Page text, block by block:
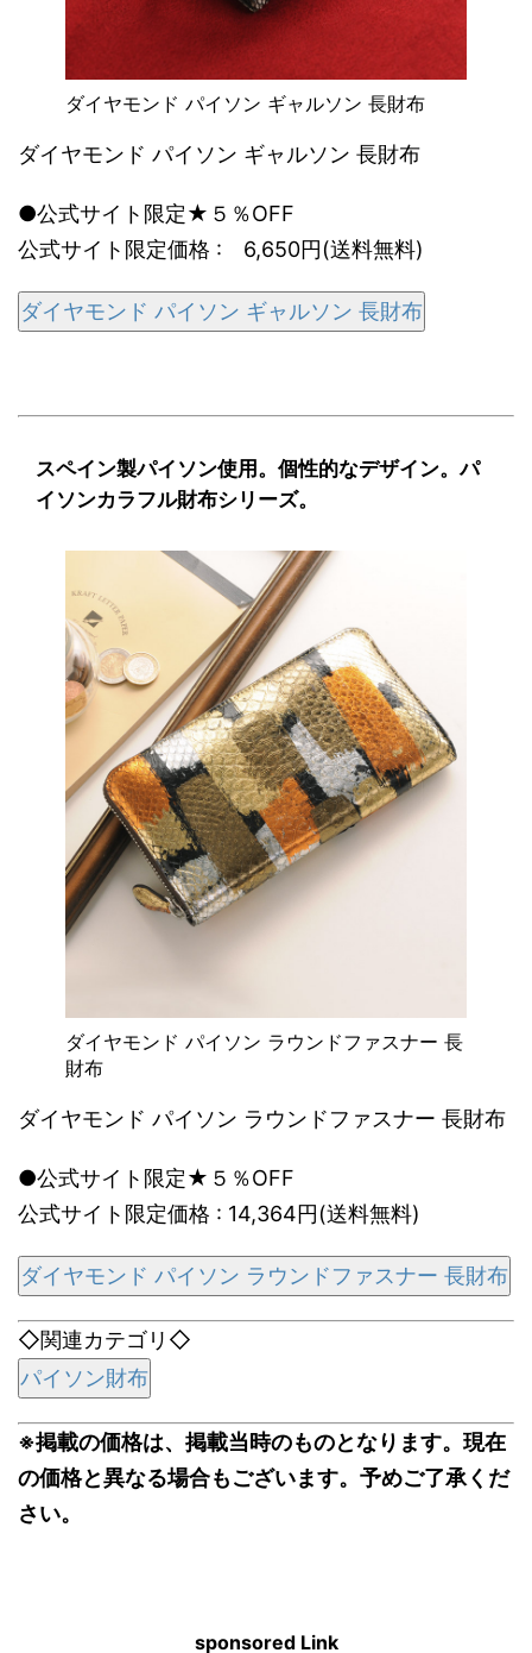
ダイヤモンド パイソン ギャルソン 長財布
ダイヤモンド パイソン ギャルソン 長財布
●公式サイト限定★５％OFF
公式サイト限定価格 : 6,650円(送料無料)
ダイヤモンド パイソン ギャルソン 長財布
スペイン製パイソン使用。個性的なデザイン。パ
イソンカラフル財布シリーズ。
ダイヤモンド パイソン ラウンドファスナー 長
財布
ダイヤモンド パイソン ラウンドファスナー 長財布
●公式サイト限定★５％OFF
公式サイト限定価格 : 14,364円(送料無料)
ダイヤモンド パイソン ラウンドファスナー 長財布
◇関連カテゴリ◇
パイソン財布
※掲載の価格は、掲載当時のものとなります。現在
の価格と異なる場合もございます。予めご了承くだ
さい。
sponsored Link